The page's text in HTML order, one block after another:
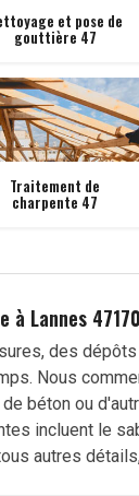
et pose de
gouttière 47
Traitement de
charpente 47
à Lannes 47170
des
Nous
béton ou
incluent le
autres détails,